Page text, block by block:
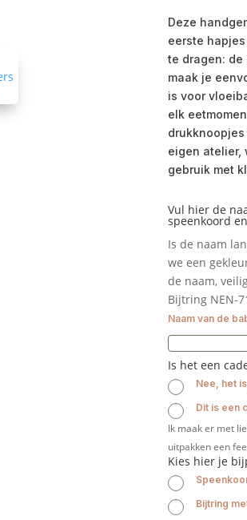
Deze
eerste
te dragen:
maak je
is voor
elk
eigen atelier,
gebruik met
Vul hier de
speenkoord
Is de naam
we een
de naam,
Bijtring NEN-
Naam van de
Is het een
Nee, het
Dit is een
Ik maak er met
uitpakken een
Kies hier je
Bijtring